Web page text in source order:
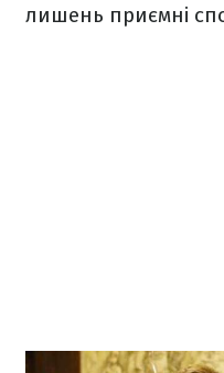
лишень приємні